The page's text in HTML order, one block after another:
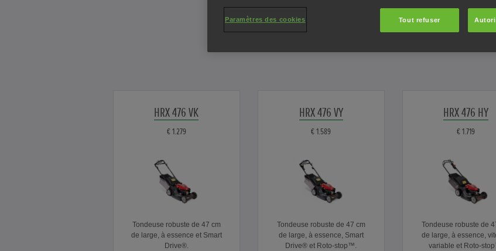
HRX 476 VK
€ 1.279
Tondeuse robuste de 47 cm
de large, à essence et Smart
Drive®.
HRX 476 VY
€ 1.589
Tondeuse robuste de 47 cm
de large, à essence, Smart
Drive® et Roto-stop™.
HRX 476 HY
€ 1.719
Tondeuse robuste de
de large, à essence,
variable et Roto-
Tout refuser
Paramètres des cookies